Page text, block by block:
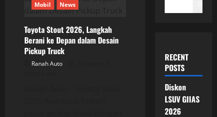
Mobil News
Toyota Stout 2026, Langkah
Berani ke Depan dalam Desain
Pickup Truck
Ranah Auto
RECENT
POSTS
Diskon
LSUV GIIAS
2026